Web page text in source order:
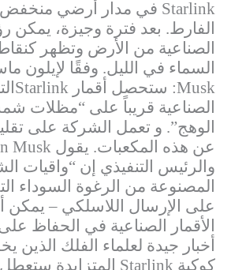
Starlink
الفارط. بعد فترة وجيزة، يمكن
الصناعية من الأرض وتظهر
السماء في الليل. وفقًا لإيلون
Musk: ستحصل أقمار Starlink
الصناعية قريباً على “مظلات
الوهج”. و تعمل الشركة على تقليل
عن هذه المكعبات. يقول Musk
والرئيس التنفيذي إن “واقيات
المصنوعة من الرغوة السوداء
على الإرسال اللاسلكي – يمكن
الأقمار الصناعية في الحفاظ
أخبار جيدة لعلماء الفلك الذين
كوكبةStarlinkالمتزايدة ستعطل